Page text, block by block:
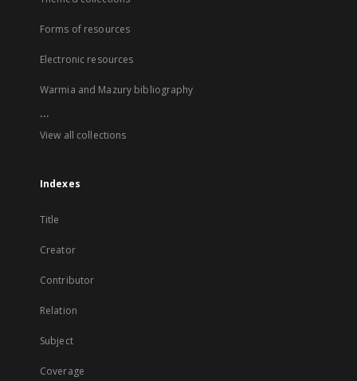
Forms of resources
Electronic resources
Warmia and Mazury bibliography
...
View all collections
Indexes
Title
Creator
Contributor
Relation
Subject
Coverage